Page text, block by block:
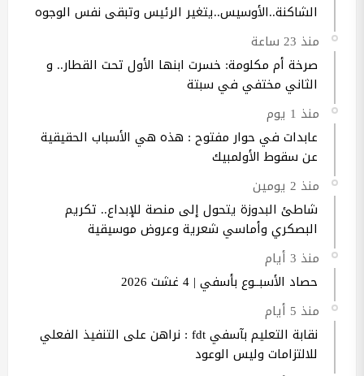
الشاكنة..الأوسيس..يتغير الرئيس وتبقى نفس الوجوه
منذ 23 ساعة
صرخة أم مكلومة: خسرت ابنها الأول تحت القطار.. و
الثاني مختفي في سبتة
منذ 1 يوم
عابدات في حوار مفتوح : هذه هي الأسباب الحقيقية
عن سقوط الأولمبيك
منذ 2 يومين
شاطئ البدوزة يتحول إلى منصة للإبداع.. تكريم
البصكري وأماسي شعرية وعروض موسيقية
منذ 3 أيام
حصاد الأسبــوع بأسفي | 4 غشت 2026
منذ 5 أيام
نقابة التعليم بآسفي fdt : نراهن على التنفيذ الفعلي
للالتزامات وليس الوعود